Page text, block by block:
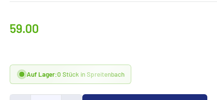
Prix
59.00
Auf Lager:0 Stück in Spreitenbach